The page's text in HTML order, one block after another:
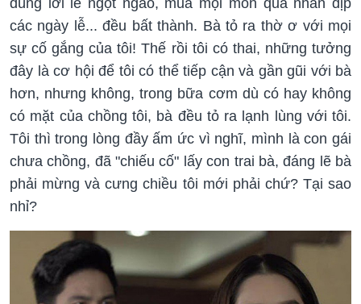
các ngày lễ... đều bất thành. Bà tỏ ra thờ ơ với mọi
sự cố gắng của tôi! Thế rồi tôi có thai, những tưởng
đây là cơ hội để tôi có thể tiếp cận và gần gũi với bà
hơn, nhưng không, trong bữa cơm dù có hay không
có mặt của chồng tôi, bà đều tỏ ra lạnh lùng với tôi.
Tôi thì trong lòng đầy ấm ức vì nghĩ, mình là con gái
chưa chồng, đã "chiếu cố" lấy con trai bà, đáng lẽ bà
phải mừng và cưng chiều tôi mới phải chứ? Tại sao
nhỉ?